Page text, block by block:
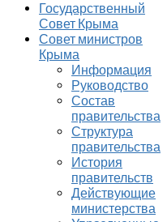
Государственный
Совет Крыма
Совет министров
Крыма
Информация
Руководство
Состав
правительства
Структура
правительства
История
правительств
Действующие
министерства